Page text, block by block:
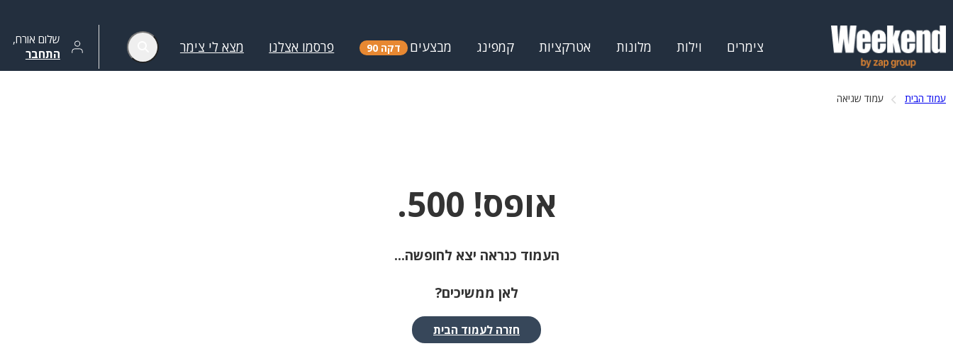
צימרים וילות מלונות אטרקציות קמפינג מבצעים דקה 90 פרסמו אצלנו מצא לי צימר שלום אורח,
התחבר
עמוד הבית עמוד שגיאה
אופס! 500.
העמוד כנראה יצא לחופשה...
לאן ממשיכים?
חזרה לעמוד הבית